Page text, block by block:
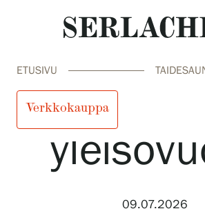
Tule meille
ETUSIVU
Verkkokauppa
09.07.2026